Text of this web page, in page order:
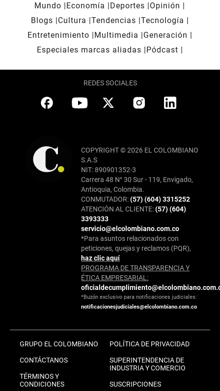
Mundo Economía Deportes
Opinión
Blogs
Cultura Tendencias Tecnología
Entretenimiento
Multimedia
Generación
Especiales marcas aliadas
Pódcast
REDES SOCIALES
COPYRIGHT © 2026 EL COLOMBIANO
S.A.S
NIT: 890901352-3
Carrera 48 N° 30 Sur - 119, Envigado,
Antioquia, Colombia.
CONMUTADOR:(57) (604) 3315252
ATENCIÓN AL CLIENTE:(57) (604)
3393333
servicio@elcolombiano.com.co
*Para asuntos relacionados con
peticiones, quejas y reclamos (PQR),
haz clic aquí
PROGRAMA DE TRANSPARENCIA Y
ÉTICA EMPRESARIAL:
*Buzón exclusivo para notificaciones judiciales:
notificacionesjudiciales@elcolombiano.com.co
GRUPO EL COLOMBIANO
CONTÁCTANOS
TÉRMINOS Y
CONDICIONES
POLÍTICA DE PRIVACIDAD
SUPERINTENDENCIA DE
INDUSTRIA Y COMERCIO
SUSCRIPCIONES